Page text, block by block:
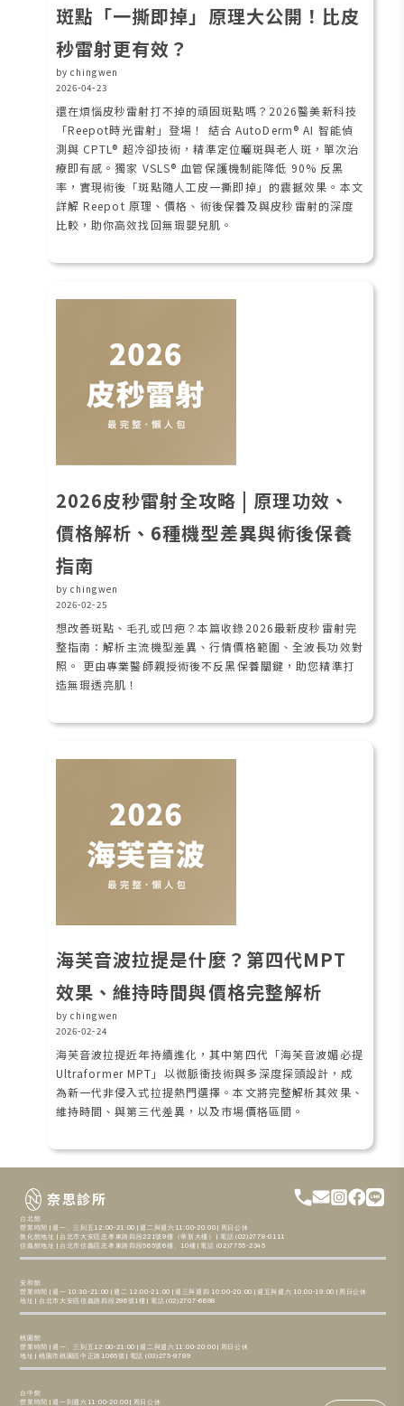
斑點「一撕即掉」原理大公開！比皮
秒雷射更有效？
by chingwen
2026-04-23
還在煩惱皮秒雷射打不掉的頑固斑點嗎？2026醫美新科技
「Reepot時光雷射」登場！ 結合 AutoDerm® AI 智能偵
測與 CPTL® 超冷卻技術，精準定位曬斑與老人斑，單次治
療即有感。獨家 VSLS® 血管保護機制能降低 90% 反黑
率，實現術後「斑點隨人工皮一撕即掉」的震撼效果。本文
詳解 Reepot 原理、價格、術後保養及與皮秒雷射的深度
比較，助你高效找回無瑕嬰兒肌。
2026皮秒雷射全攻略 | 原理功效、
價格解析、6種機型差異與術後保養
指南
by chingwen
2026-02-25
想改善斑點、毛孔或凹疤？本篇收錄2026最新皮秒雷射完
整指南：解析主流機型差異、行情價格範圍、全波長功效對
照。 更由專業醫師親授術後不反黑保養關鍵，助您精準打
造無瑕透亮肌！
海芙音波拉提是什麼？第四代MPT
效果、維持時間與價格完整解析
by chingwen
2026-02-24
海芙音波拉提近年持續進化，其中第四代「海芙音波媚必提
Ultraformer MPT」以微脈衝技術與多深度探頭設計，成
為新一代非侵入式拉提熱門選擇。本文將完整解析其效果、
維持時間、與第三代差異，以及市場價格區間。
奈思診所
台北館
營業時間 | 週一、三到五12:00-21:00 | 週二與週六11:00-20:00 | 周日公休
敦化館地址 | 台北市大安區忠孝東路四段221號9樓（華新大樓） | 電話 (02)2778-0111
信義館地址 | 台北市信義區忠孝東路四段565號6樓、10樓 | 電話 (02)7755-2345
安和館
營業時間 | 週一 10:30-21:00 | 週二 12:00-21:00 | 週三與週四 10:00-20:00 | 週五與週六 10:00-19:00 | 周日公休
地址 | 台北市大安區信義路四段296號1樓 | 電話 (02)2707-6698
桃園館
營業時間 | 週一、三到五12:00-21:00 | 週二與週六11:00-20:00 | 周日公休
地址 | 桃園市桃園區中正路1065號 | 電話 (03)275-9789
台中館
營業時間 | 週一到週六11:00-20:00 | 周日公休